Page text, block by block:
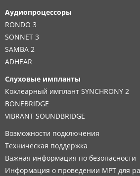
Аудиопроцессоры
RONDO 3
SONNET 3
SAMBA 2
ADHEAR
Слуховые импланты
Кохлеарный имплант SYNCHRONY 2
BONEBRIDGE
VIBRANT SOUNDBRIDGE
Возможности подключения
Техническая поддержка
Важная информация по безопасности
Информация о проведении МРТ для